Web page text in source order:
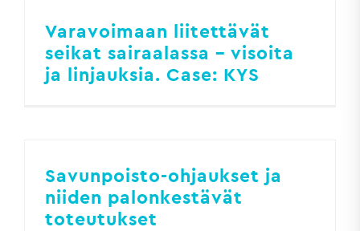
Varavoimaan liitettävät
seikat sairaalassa – visoita
ja linjauksia. Case: KYS
Savunpoisto-ohjaukset ja
niiden palonkestävät
toteutukset